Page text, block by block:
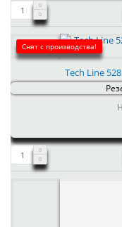
Снят с производства!
Tech Line